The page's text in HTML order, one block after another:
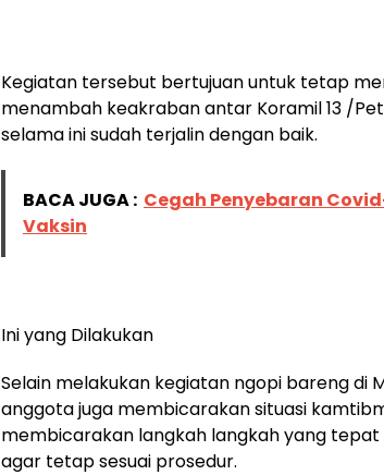
Kegiatan tersebut bertujuan untuk tetap
menambah keakraban antar Koramil 13 /
selama ini sudah terjalin dengan baik.
BACA JUGA : Cegah Penyebaran
Vaksin
Ini yang Dilakukan
Selain melakukan kegiatan ngopi bareng di
anggota juga membicarakan situasi
membicarakan langkah langkah yang
agar tetap sesuai prosedur.